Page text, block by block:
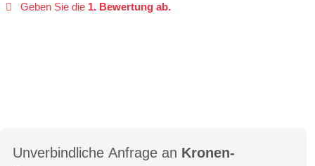
Geben Sie die 1. Bewertung ab.
Unverbindliche Anfrage an Kronen-